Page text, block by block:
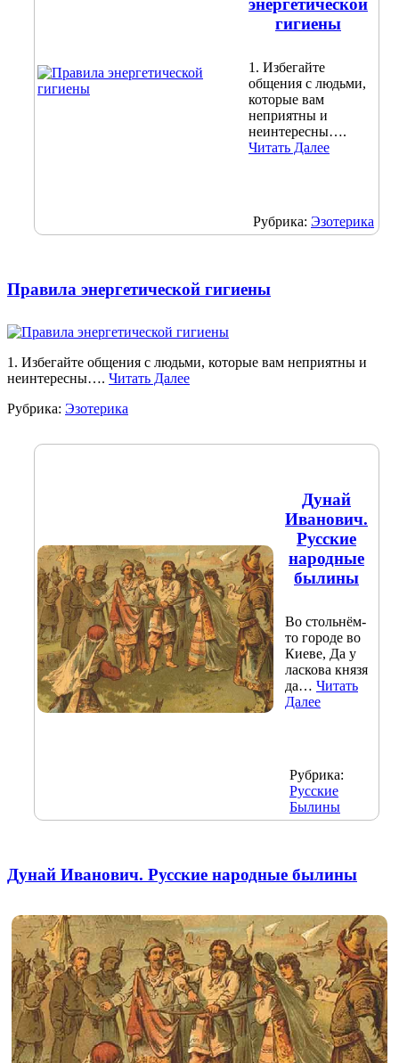
энергетической
гигиены
1. Избегайте
общения с людьми,
которые вам
неприятны и
неинтересны….
Читать Далее
Рубрика: Эзотерика
Правила энергетической гигиены
1. Избегайте общения с людьми, которые вам неприятны и
неинтересны…. Читать Далее
Рубрика: Эзотерика
Дунай
Иванович.
Русские
народные
былины
Во стольнём-
то городе во
Киеве, Да у
ласкова князя
да… Читать
Далее
Рубрика:
Русские
Былины
Дунай Иванович. Русские народные былины